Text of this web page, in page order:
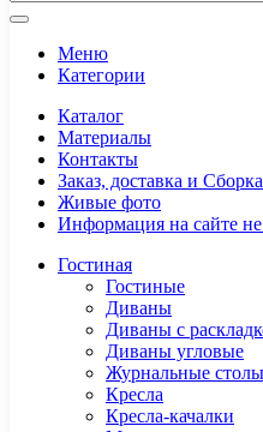
Меню
Категории
Каталог
Материалы
Контакты
Заказ, доставка и Сборка
Живые фото
Информация на сайте
Гостиная
Гостиные
Диваны
Диваны с
Диваны угловые
Журнальные столы
Кресла
Кресла-качалки